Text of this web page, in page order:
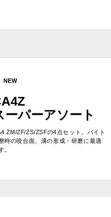
NEW
ーパーアソート
ZM/ZF/ZS/ZSFの4点セット。バイト
時の咬合面、溝の形成・研磨に最適
。